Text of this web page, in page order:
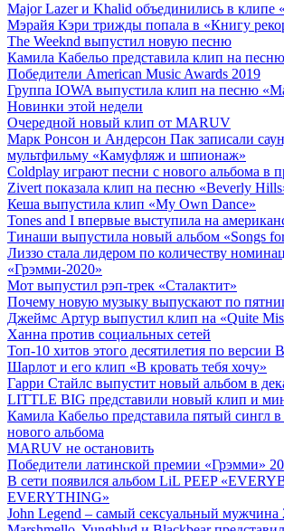
Major Lazer и Khalid объединились в клипе
Мэрайя Кэри трижды попала в «Книгу
The Weeknd выпустил новую песню
Камила Кабельо представила клип на
Победители American Music Awards 2019
Группа IOWA выпустила клип на песню
Новинки этой недели
Очередной новый клип от MARUV
Марк Ронсон и Андерсон Пак записали
мультфильму «Камуфляж и шпионаж»
Coldplay играют песни с нового альбома в
Zivert показала клип на песню «Beverly
Кеша выпустила клип «My Own Dance»
Tones and I впервые выступила на
Тинаши выпустила новый альбом «Songs
Лиззо стала лидером по количеству
«Грэмми-2020»
Мот выпустил рэп-трек «Сталактит»
Почему новую музыку выпускают по
Джеймс Артур выпустил клип на «Quite
Ханна против социальных сетей
Топ-10 хитов этого десятилетия по версии
Шарлот и его клип «В кровать тебя хочу»
Гарри Стайлс выпустит новый альбом в
LITTLE BIG представили новый клип и
Камила Кабельо представила пятый сингл
нового альбома
MARUV не остановить
Победители латинской премии «Грэмми»
В сети появился альбом LiL PEEP
EVERYTHING»
John Legend – самый сексуальный мужчина